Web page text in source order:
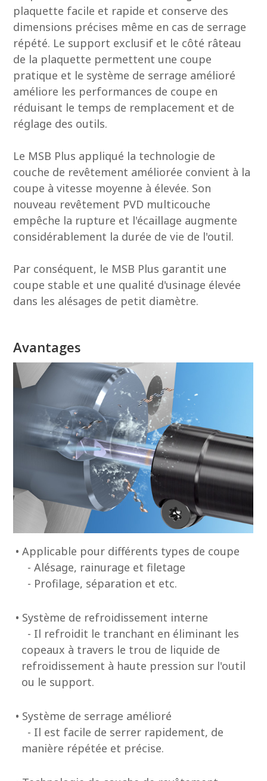
plaquette facile et rapide et conserve des
dimensions précises même en cas de serrage
répété. Le support exclusif et le côté râteau
de la plaquette permettent une coupe
pratique et le système de serrage amélioré
améliore les performances de coupe en
réduisant le temps de remplacement et de
réglage des outils.
Le MSB Plus appliqué la technologie de
couche de revêtement améliorée convient à la
coupe à vitesse moyenne à élevée. Son
nouveau revêtement PVD multicouche
empêche la rupture et l'écaillage augmente
considérablement la durée de vie de l'outil.
Par conséquent, le MSB Plus garantit une
coupe stable et une qualité d'usinage élevée
dans les alésages de petit diamètre.
Avantages
• Applicable pour différents types de coupe
- Alésage, rainurage et filetage
- Profilage, séparation et etc.
• Système de refroidissement interne
- Il refroidit le tranchant en éliminant les
copeaux à travers le trou de liquide de
refroidissement à haute pression sur l'outil
ou le support.
• Système de serrage amélioré
- Il est facile de serrer rapidement, de
manière répétée et précise.